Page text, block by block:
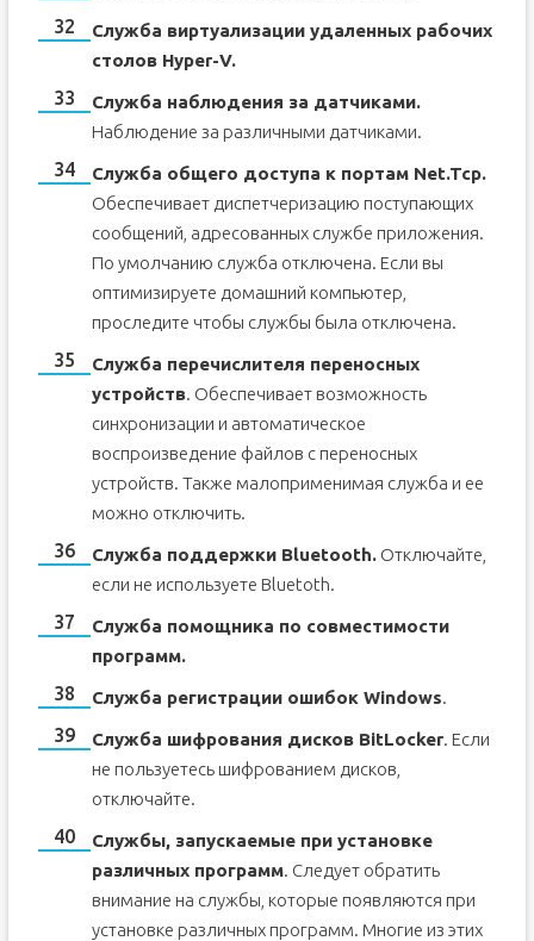
Служба виртуализации удаленных рабочих
столов Hyper-V.
Служба наблюдения за датчиками.
Наблюдение за различными датчиками.
Служба общего доступа к портам Net.Tcp.
Обеспечивает диспетчеризацию поступающих
сообщений, адресованных службе приложения.
По умолчанию служба отключена. Если вы
оптимизируете домашний компьютер,
проследите чтобы службы была отключена.
Служба перечислителя переносных
устройств. Обеспечивает возможность
синхронизации и автоматическое
воспроизведение файлов с переносных
устройств. Также малоприменимая служба и ее
можно отключить.
Служба поддержки Bluetooth.Отключайте,
если не используете Bluetoth.
Служба помощника по совместимости
программ.
Служба регистрации ошибок Windows.
Служба шифрования дисков BitLocker. Если
не пользуетесь шифрованием дисков,
отключайте.
Службы, запускаемые при установке
различных программ. Следует обратить
внимание на службы, которые появляются при
установке различных программ. Многие из этих